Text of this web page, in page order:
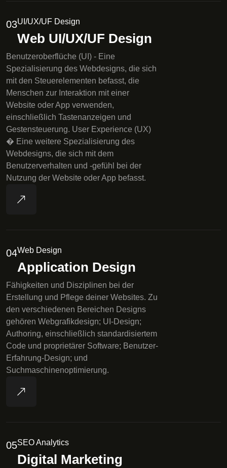
03UI/UX/UF Design
Web UI/UX/UF Design
Benutzeroberflüche (UI) - Eine
Spezialisierung des Webdesigns, die sich
mit den Steuerelementen befasst, die
Menschen zur Interaktion mit einer
Website oder App verwenden,
einschließlich Tastenanzeigen und
Gestensteuerung. User Experience (UX)
� Eine weitere Spezialisierung des
Webdesigns, die sich mit dem
Benutzerverhalten und -gefühl bei der
Nutzung der Website oder App befasst.
04Web Design
Application Design
Fähigkeiten und Disziplinen bei der
Erstellung und Pflege deiner Websites. Zu
den verschiedenen Bereichen Designs
gehören Webgrafikdesign; UI-Design;
Authoring, einschließlich standardisiertem
Code und proprietärer Software; Benutzer-
Erfahrung-Design; und
Suchmaschinenoptimierung.
05SEO Analytics
Digital Marketing